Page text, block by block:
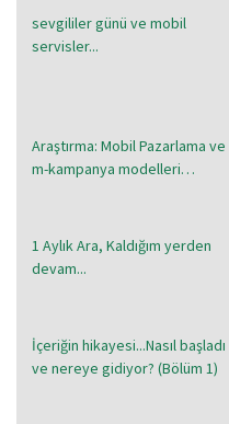
sevgililer günü ve mobil
servisler...
Araştırma: Mobil Pazarlama ve
m-kampanya modelleri…
1 Aylık Ara, Kaldığım yerden
devam...
İçeriğin hikayesi...Nasıl başladı
ve nereye gidiyor? (Bölüm 1)